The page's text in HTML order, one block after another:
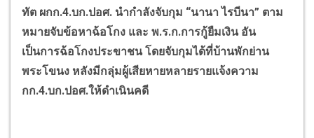
ทัต ผกก.4.บก.ปอศ. นำกำลังจับกุม “นานา ไรบีนา” ตาม
หมายจับข้อหาฉ้อโกง และ พ.ร.ก.การกู้ยืมเงิน อัน
เป็นการฉ้อโกงประขาชน โดยจับกุมได้ที่บ้านพักย่าน
พระโขนง หลังมีกลุ่มผู้เสียหายหลายรายแจ้งความ
กก.4.บก.ปอศ.ให้ดำเนินคดี